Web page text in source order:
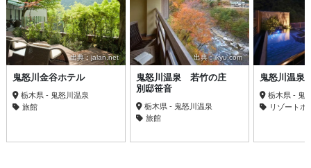
出典：jalan.net
鬼怒川金谷ホテル
栃木県 - 鬼怒川温泉
旅館
出典：ikyu.com
鬼怒川温泉 若竹の庄
別邸笹音
栃木県 - 鬼怒川温泉
旅館
鬼怒川温
栃木県 - 鬼
リゾートホ